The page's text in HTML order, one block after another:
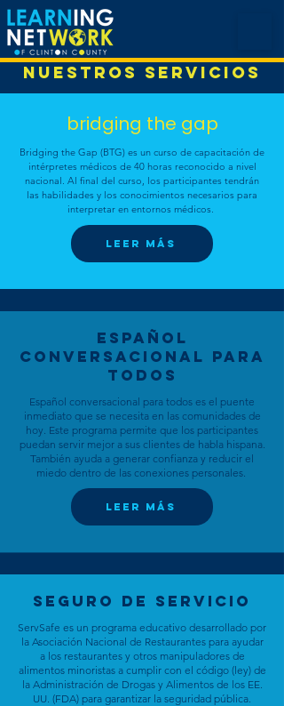
NUESTROS SERVICIOS
bridging the gap
Bridging the Gap (BTG) es un curso de capacitación de
intérpretes médicos de 40 horas reconocido a nivel
nacional. Al final del curso, los participantes tendrán
las habilidades y los conocimientos necesarios para
interpretar en entornos médicos.
leer más
Español
conversacional para
todos
Español conversacional para todos es el puente
inmediato que se necesita en las comunidades de
hoy. Este programa permite que los participantes
puedan servir mejor a sus clientes de habla hispana.
También ayuda a generar confianza y reducir el
miedo dentro de las conexiones personales.
leer más
seguro de servicio
ServSafe es un programa educativo desarrollado por
la Asociación Nacional de Restaurantes para ayudar
a los restaurantes y otros manipuladores de
alimentos minoristas a cumplir con el código (ley) de
la Administración de Drogas y Alimentos de los EE.
UU. (FDA) para garantizar la seguridad pública.